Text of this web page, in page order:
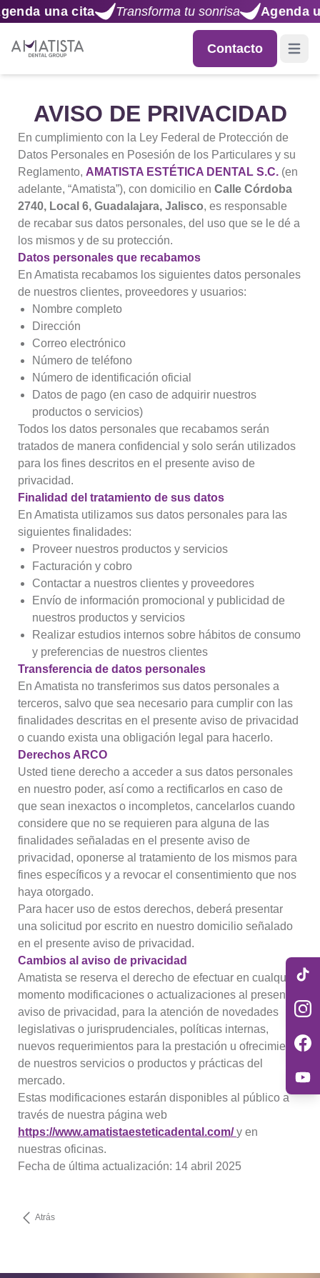
una cita Transforma tu sonrisa Agenda una
Contacto Open
AVISO DE PRIVACIDAD
En cumplimiento con la Ley Federal de Protección de
Datos Personales en Posesión de los Particulares y su
Reglamento, AMATISTA ESTÉTICA DENTAL S.C. (en
adelante, “Amatista”), con domicilio en Calle Córdoba
2740, Local 6, Guadalajara, Jalisco, es responsable
de recabar sus datos personales, del uso que se le dé a
los mismos y de su protección.
Datos personales que recabamos
En Amatista recabamos los siguientes datos personales
de nuestros clientes, proveedores y usuarios:
Nombre completo
Dirección
Correo electrónico
Número de teléfono
Número de identificación oficial
Datos de pago (en caso de adquirir nuestros
productos o servicios)
Todos los datos personales que recabamos serán
tratados de manera confidencial y solo serán utilizados
para los fines descritos en el presente aviso de
privacidad.
Finalidad del tratamiento de sus datos
En Amatista utilizamos sus datos personales para las
siguientes finalidades:
Proveer nuestros productos y servicios
Facturación y cobro
Contactar a nuestros clientes y proveedores
Envío de información promocional y publicidad de
nuestros productos y servicios
Realizar estudios internos sobre hábitos de consumo
y preferencias de nuestros clientes
Transferencia de datos personales
En Amatista no transferimos sus datos personales a
terceros, salvo que sea necesario para cumplir con las
finalidades descritas en el presente aviso de privacidad
o cuando exista una obligación legal para hacerlo.
Derechos ARCO
Usted tiene derecho a acceder a sus datos personales
en nuestro poder, así como a rectificarlos en caso de
que sean inexactos o incompletos, cancelarlos cuando
considere que no se requieren para alguna de las
finalidades señaladas en el presente aviso de
privacidad, oponerse al tratamiento de los mismos para
fines específicos y a revocar el consentimiento que nos
haya otorgado.
Para hacer uso de estos derechos, deberá presentar
una solicitud por escrito en nuestro domicilio señalado
en el presente aviso de privacidad.
Cambios al aviso de privacidad
Amatista se reserva el derecho de efectuar en cualquier
momento modificaciones o actualizaciones al presente
aviso de privacidad, para la atención de novedades
legislativas o jurisprudenciales, políticas internas,
nuevos requerimientos para la prestación u ofrecimiento
de nuestros servicios o productos y prácticas del
mercado.
Estas modificaciones estarán disponibles al público a
través de nuestra página web
https://www.amatistaesteticadental.com/y en
nuestras oficinas.
Fecha de última actualización: 14 abril 2025
Atrás